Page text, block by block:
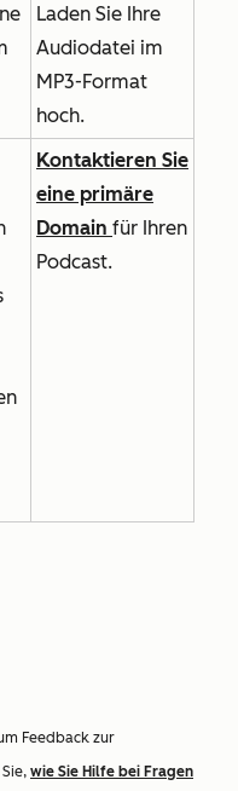
Laden Sie Ihre
Audiodatei im
MP3-Format
hoch.
Kontaktieren Sie
eine primäre
Domain für Ihren
Podcast.
Feedback zur
wie Sie Hilfe bei Fragen